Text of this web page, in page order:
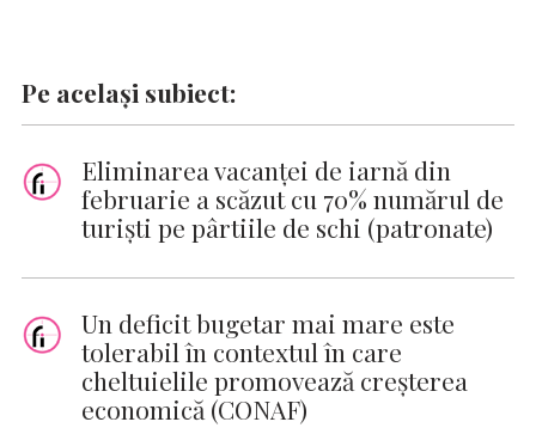
Pe același subiect:
Eliminarea vacanţei de iarnă din
februarie a scăzut cu 70% numărul de
turişti pe pârtiile de schi (patronate)
Un deficit bugetar mai mare este
tolerabil în contextul în care
cheltuielile promovează creşterea
economică (CONAF)